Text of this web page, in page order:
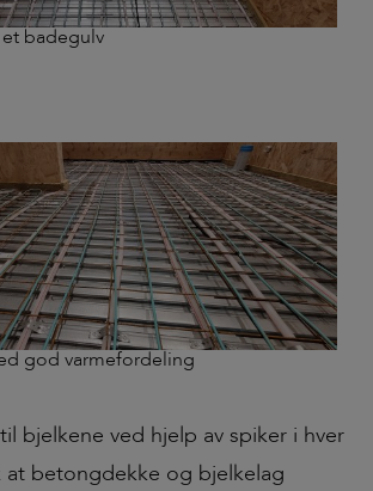
badegulv
god varmefordeling
bjelkene ved hjelp av spiker i hver
at betongdekke og bjelkelag